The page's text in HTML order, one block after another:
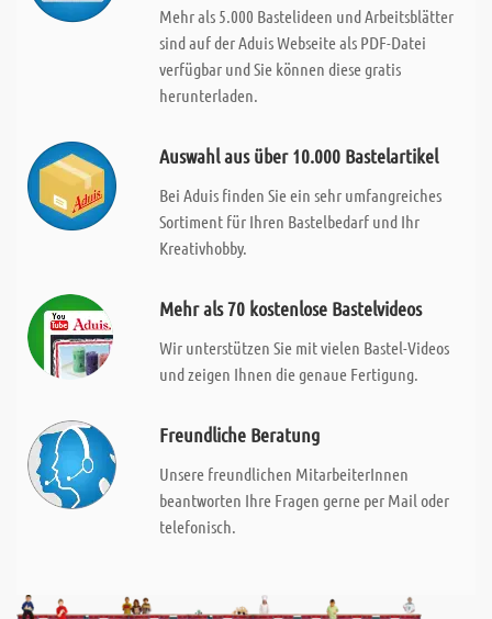
Mehr als 5.000 Bastelideen und Arbeitsblätter
sind auf der Aduis Webseite als PDF-Datei
verfügbar und Sie können diese gratis
herunterladen.
Auswahl aus über 10.000 Bastelartikel
Bei Aduis finden Sie ein sehr umfangreiches
Sortiment für Ihren Bastelbedarf und Ihr
Kreativhobby.
Mehr als 70 kostenlose Bastelvideos
Wir unterstützen Sie mit vielen Bastel-Videos
und zeigen Ihnen die genaue Fertigung.
Freundliche Beratung
Unsere freundlichen MitarbeiterInnen
beantworten Ihre Fragen gerne per Mail oder
telefonisch.